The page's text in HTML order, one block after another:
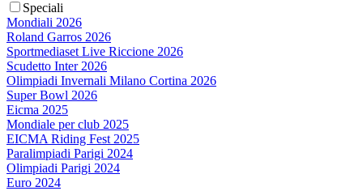
Speciali
Mondiali 2026
Roland Garros 2026
Sportmediaset Live Riccione 2026
Scudetto Inter 2026
Olimpiadi Invernali Milano Cortina 2026
Super Bowl 2026
Eicma 2025
Mondiale per club 2025
EICMA Riding Fest 2025
Paralimpiadi Parigi 2024
Olimpiadi Parigi 2024
Euro 2024